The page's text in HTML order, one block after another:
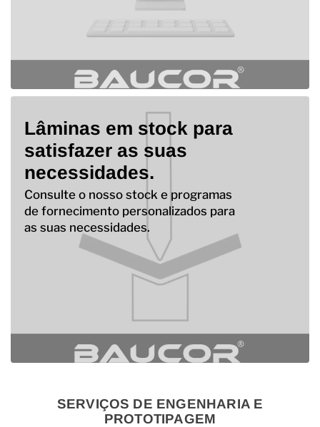
Lâminas em stock para
satisfazer as suas
necessidades.
Consulte o nosso stock e programas
de fornecimento personalizados para
as suas necessidades.
SERVIÇOS DE ENGENHARIA E
PROTOTIPAGEM